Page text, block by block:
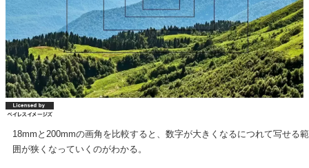
18mmと200mmの画角を比較すると、数字が大きくなるにつれて写せる範
囲が狭くなっていくのがわかる。